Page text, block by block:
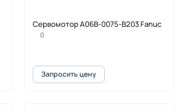
Cервомотор A06B-0075-B203 Fanuc
0
Запросить цену